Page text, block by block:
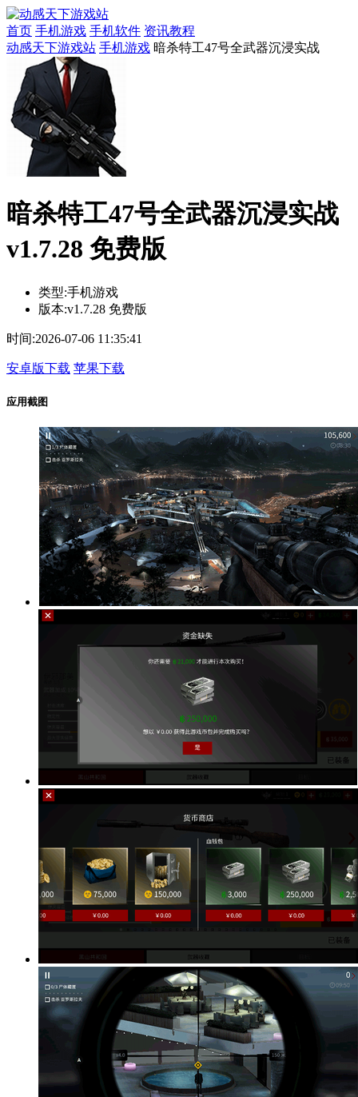
首页 手机游戏 手机软件 资讯教程
动感天下游戏站 手机游戏 暗杀特工47号全武器沉浸实战
暗杀特工47号全武器沉浸实战
v1.7.28 免费版
类型:手机游戏
版本:v1.7.28 免费版
时间:2026-07-06 11:35:41
安卓版下载 苹果下载
应用截图